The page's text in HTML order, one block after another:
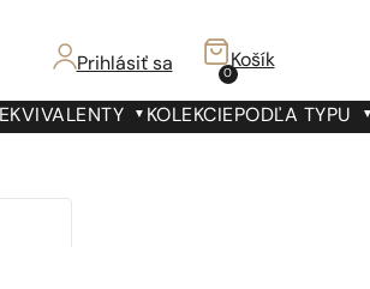
Prihlásiť sa 0
Košík
EKVIVALENTY KOLEKCIEPODĽA TYPU